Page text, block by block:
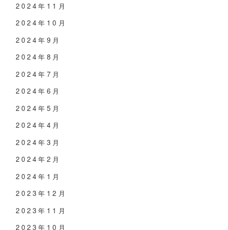
2024年11月
2024年10月
2024年9月
2024年8月
2024年7月
2024年6月
2024年5月
2024年4月
2024年3月
2024年2月
2024年1月
2023年12月
2023年11月
2023年10月